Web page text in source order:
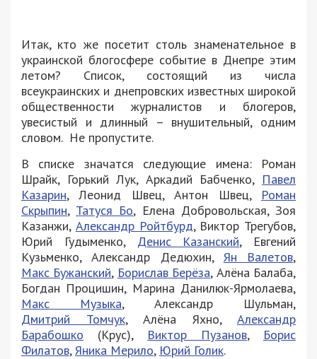
Итак, кто же посетит столь знаменательное в
украинской блогосфере событие в Днепре этим
летом? Список, состоящий из числа
всеукраинских и днепровских известных широкой
общественности журналистов и блогеров,
увесистый и длинный – внушительный, одним
словом. Не пропустите.
В списке значатся следующие имена: Роман
Шрайк, Горький Лук, Аркадий Бабченко, Павел
Казарин, Леонид Швец, Антон Швец, Роман
Скрыпин, Татуся Бо, Елена Добровольская, Зоя
Казанжи, Александр Ройтбурд, Виктор Трегубов,
Юрий Гудыменко, Денис Казанский, Евгений
Кузьменко, Александр Дедюхин, Ян Валетов,
Макс Бужанский, Борислав Берёза, Алёна Балаба,
Богдан Процишин, Марина Данилюк-Ярмолаева,
Макс Музыка, Александр Шульман,
Дмитрий Томчук, Алёна Яхно, Александр
Барабошко (Крус), Виктор Пузанов, Борис
Филатов,Яника Мерило, Юрий Голик.